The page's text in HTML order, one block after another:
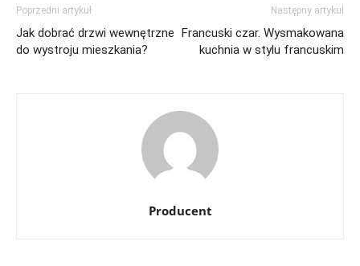
Poprzedni artykuł
Jak dobrać drzwi wewnętrzne
do wystroju mieszkania?
Następny artykuł
Francuski czar. Wysmakowana
kuchnia w stylu francuskim
Producent